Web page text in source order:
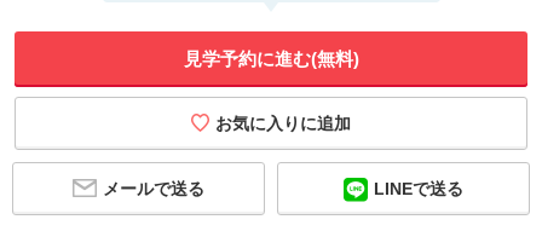
見学予約に進む(無料)
メールで送る LINEで送る